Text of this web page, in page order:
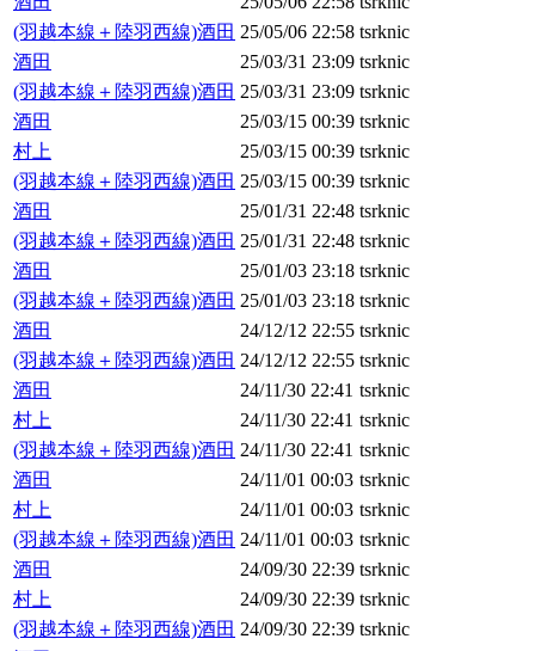
(羽越本線＋陸羽西線)酒田 25/05/06 22:58 tsrknic
酒田
25/03/31 23:09 tsrknic
(羽越本線＋陸羽西線)酒田 25/03/31 23:09 tsrknic
酒田
25/03/15 00:39 tsrknic
村上
25/03/15 00:39 tsrknic
(羽越本線＋陸羽西線)酒田 25/03/15 00:39 tsrknic
酒田
25/01/31 22:48 tsrknic
(羽越本線＋陸羽西線)酒田 25/01/31 22:48 tsrknic
酒田
25/01/03 23:18 tsrknic
(羽越本線＋陸羽西線)酒田 25/01/03 23:18 tsrknic
酒田
24/12/12 22:55 tsrknic
(羽越本線＋陸羽西線)酒田 24/12/12 22:55 tsrknic
酒田
24/11/30 22:41 tsrknic
村上
24/11/30 22:41 tsrknic
(羽越本線＋陸羽西線)酒田 24/11/30 22:41 tsrknic
酒田
24/11/01 00:03 tsrknic
村上
24/11/01 00:03 tsrknic
(羽越本線＋陸羽西線)酒田 24/11/01 00:03 tsrknic
酒田
24/09/30 22:39 tsrknic
村上
24/09/30 22:39 tsrknic
(羽越本線＋陸羽西線)酒田 24/09/30 22:39 tsrknic